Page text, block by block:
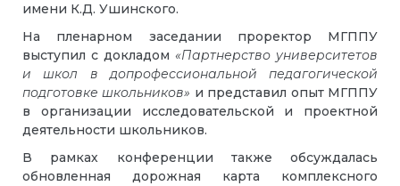
имени К.Д. Ушинского.
На пленарном заседании проректор МГППУ
выступил с докладом «Партнерство университетов
и школ в допрофессиональной педагогической
подготовке школьников» и представил опыт МГППУ
в организации исследовательской и проектной
деятельности школьников.
В рамках конференции также обсуждалась
обновленная дорожная карта комплексного